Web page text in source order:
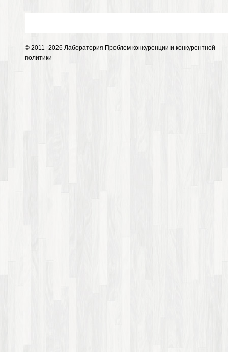
© 2011–2026 Лаборатория Проблем конкуренции и конкурентной
политики